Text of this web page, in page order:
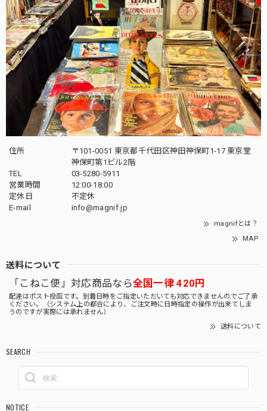
住所
〒101-0051 東京都千代田区神田神保町1-17 東京堂
神保町第1ビル2階
TEL
03-5280-5911
営業時間
12:00-18:00
定休日
不定休
E-mail
info@magnif.jp
magnifとは？
MAP
送料について
「こねこ便」対応商品なら全国一律 420円
配達はポスト投函です。到着日時をご指定いただいても対応できませんのでご了承
ください。（システム上の都合により、ご注文時に日時指定の操作が出来てしま
うのですが実際には承れません）
送料について
SEARCH
NOTICE